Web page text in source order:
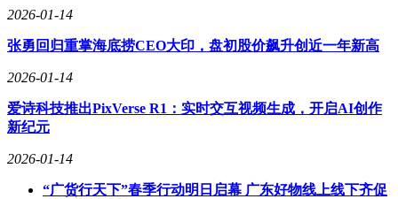
2026-01-14
张勇回归重掌海底捞CEO大印，盘初股价飙升创近一年新高
2026-01-14
爱诗科技推出PixVerse R1：实时交互视频生成，开启AI创作
新纪元
2026-01-14
“广货行天下”春季行动明日启幕 广东好物线上线下齐促